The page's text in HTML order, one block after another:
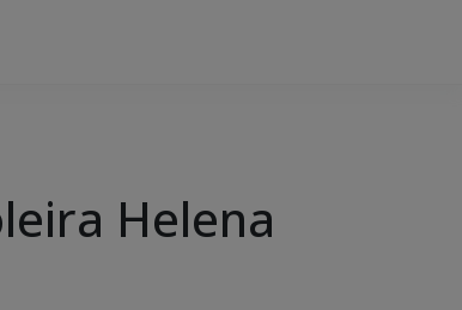
Helena